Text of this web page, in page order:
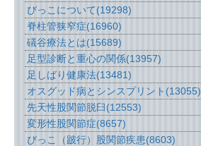
びっこについて(19298)
脊柱管狭窄症(16960)
礒谷療法とは(15689)
足型診断と重心の関係(13957)
足しばり健康法(13481)
オスグッド病とシンスプリント (13055)
先天性股関節脱臼(12553)
変形性股関節症(8657)
びっこ（跛行）股関節疾患(8603)